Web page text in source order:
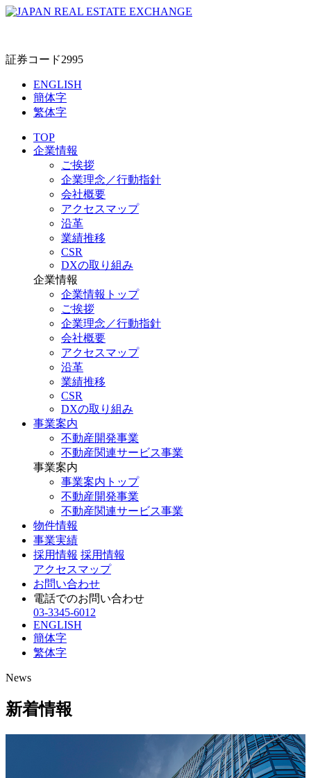
証券コード2995
ENGLISH
簡体字
繁体字
TOP
企業情報
ご挨拶
企業理念／行動指針
会社概要
アクセスマップ
沿革
業績推移
CSR
DXの取り組み
企業情報
企業情報トップ
ご挨拶
企業理念／行動指針
会社概要
アクセスマップ
沿革
業績推移
CSR
DXの取り組み
事業案内
不動産開発事業
不動産関連サービス事業
事業案内
事業案内トップ
不動産開発事業
不動産関連サービス事業
物件情報
事業実績
採用情報 採用情報
アクセスマップ
お問い合わせ
電話でのお問い合わせ
03-3345-6012
ENGLISH
簡体字
繁体字
News
新着情報